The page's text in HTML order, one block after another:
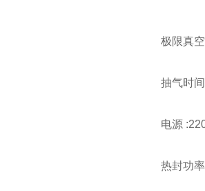
极限真空
抽气时间
电源
热封功率